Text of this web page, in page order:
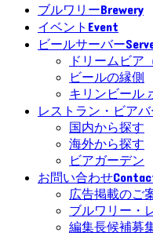
ブルワリーBrewery
イベント Event
ビールサーバー
ドリームビア
ビールの縁側
キリンビール
レストラン・ビアバ
国内から探す
海外から探す
ビアガーデン
お問い合わせ
広告掲載のご
ブルワリー・
編集長候補募